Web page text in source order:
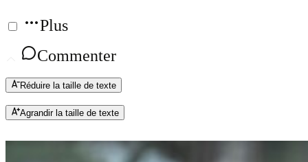
Plus
Commenter
Réduire la taille de texte
Agrandir la taille de texte